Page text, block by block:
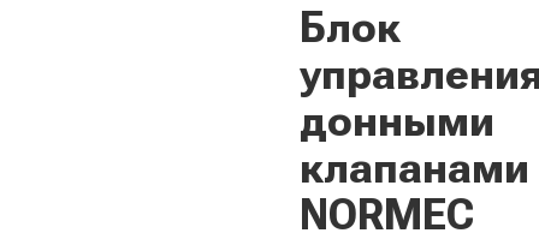
Блок
донными
клапанами
NORMEC